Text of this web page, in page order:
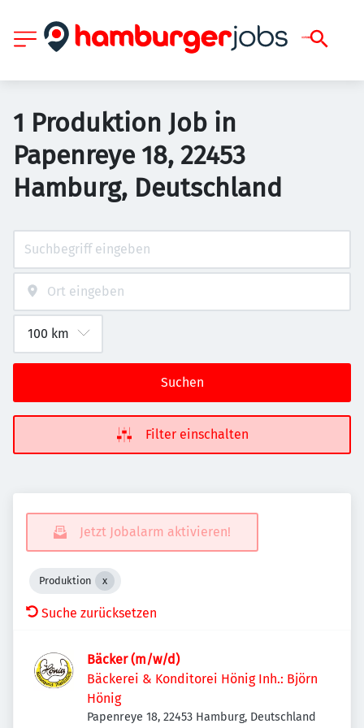
1 Produktion Job in
Papenreye 18, 22453
Hamburg, Deutschland
Suchen
Filter einschalten
Jetzt Jobalarm aktivieren!
Produktion
Suche zurücksetzen
Bäcker (m/w/d)
Bäckerei & Konditorei Hönig Inh.: Björn
Hönig
Papenreye 18, 22453 Hamburg, Deutschland